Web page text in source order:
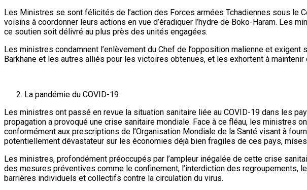
Les Ministres se sont félicités de l’action des Forces armées Tchadiennes sous le
voisins à coordonner leurs actions en vue d’éradiquer l’hydre de Boko-Haram. Les
ce soutien soit délivré au plus près des unités engagées.
Les ministres condamnent l’enlèvement du Chef de l’opposition malienne et
Barkhane et les autres alliés pour les victoires obtenues, et les exhortent à
La pandémie du COVID-19
Les ministres ont passé en revue la situation sanitaire liée au COVID-19 dans les
propagation a provoqué une crise sanitaire mondiale. Face à ce fléau, les ministres
conformément aux prescriptions de l’Organisation Mondiale de la Santé visant à
potentiellement dévastateur sur les économies déjà bien fragiles de ces pays,
Les ministres, profondément préoccupés par l’ampleur inégalée de cette crise
des mesures préventives comme le confinement, l’interdiction des regroupements,
barrières individuels et collectifs contre la circulation du virus.